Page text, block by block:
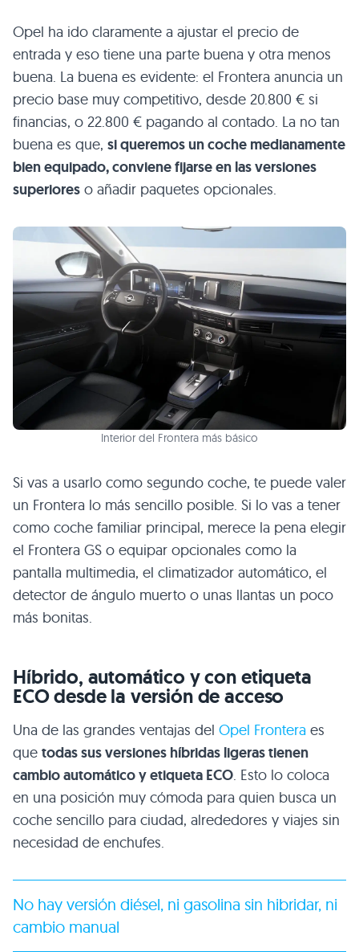
Opel ha ido claramente a ajustar el precio de
entrada y eso tiene una parte buena y otra menos
buena. La buena es evidente: el Frontera anuncia un
precio base muy competitivo, desde 20.800 € si
financias, o 22.800 € pagando al contado. La no tan
buena es que, si queremos un coche medianamente
bien equipado, conviene fijarse en las versiones
superiores o añadir paquetes opcionales.
Interior del Frontera más básico
Si vas a usarlo como segundo coche, te puede valer
un Frontera lo más sencillo posible. Si lo vas a tener
como coche familiar principal, merece la pena elegir
el Frontera GS o equipar opcionales como la
pantalla multimedia, el climatizador automático, el
detector de ángulo muerto o unas llantas un poco
más bonitas.
Híbrido, automático y con etiqueta
ECO desde la versión de acceso
Una de las grandes ventajas del Opel Frontera es
que todas sus versiones híbridas ligeras tienen
cambio automático y etiqueta ECO . Esto lo coloca
en una posición muy cómoda para quien busca un
coche sencillo para ciudad, alrededores y viajes sin
necesidad de enchufes.
No hay versión diésel, ni gasolina sin hibridar, ni
cambio manual